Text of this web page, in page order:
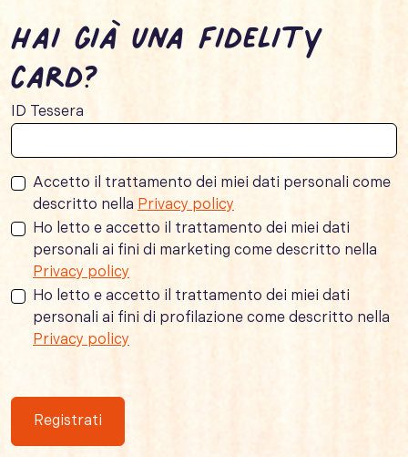
Hai già una fidelity
card?
ID Tessera
Accetto il trattamento dei miei dati personali come
descritto nella Privacy policy
Ho letto e accetto il trattamento dei miei dati
personali ai fini di marketing come descritto nella
Privacy policy
Ho letto e accetto il trattamento dei miei dati
personali ai fini di profilazione come descritto nella
Privacy policy
Registrati